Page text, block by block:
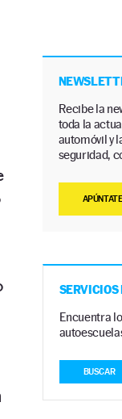
Recibe la
toda la
automóvil y
seguridad,
APÚNTATE
SERVICIOS
Encuentra
BUSCAR